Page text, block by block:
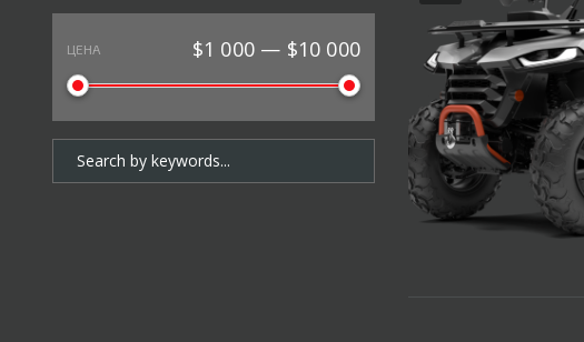
ЦЕНА $1 000 — $10 000